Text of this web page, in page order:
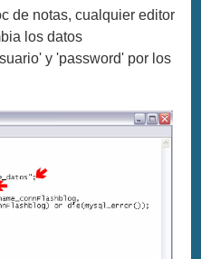
de notas, cualquier editor
los datos
y 'password' por los